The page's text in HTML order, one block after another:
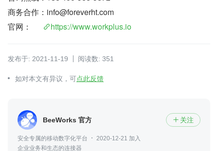
商务合作：info@foreverht.com
官网：
https://www.workplus.io
发布于: 2021-11-19 阅读数: 351
如对本文有异议，可点此反馈
BeeWorks 官方  关注
安全专属的移动数字化平台
2020-12-21 加入
企业业务和生态的连接器